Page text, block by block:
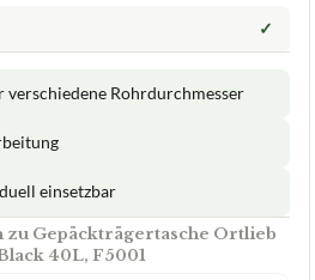
✓
Rohrdurchmesser
einsetzbar
Gepäckträgertasche Ortlieb
40L, F5001